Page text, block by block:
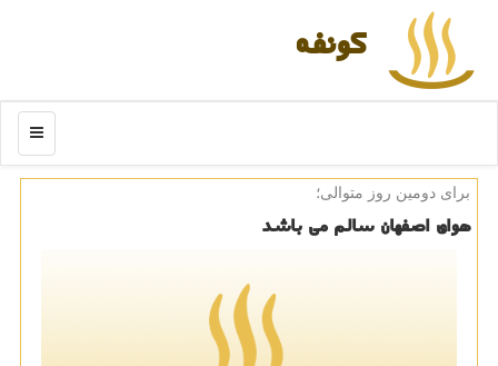
كونفه
منو
برای دومین روز متوالی؛
هوای اصفهان سالم می باشد